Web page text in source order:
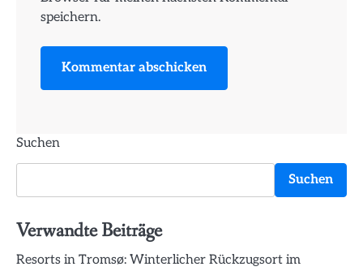
speichern.
Suchen
Suchen
Verwandte Beiträge
Resorts in Tromsø: Winterlicher Rückzugsort im